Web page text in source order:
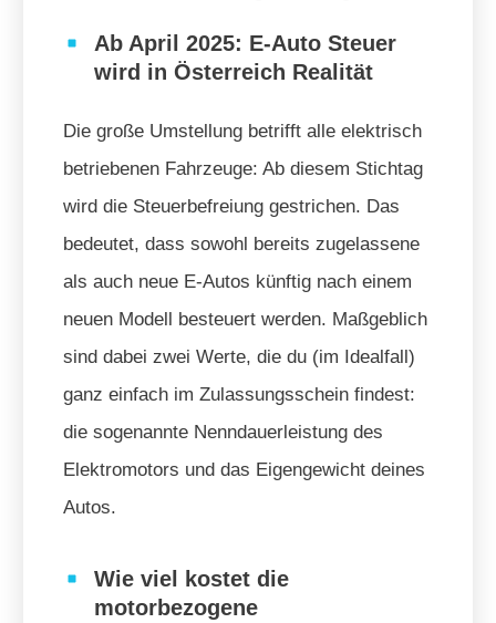
Ab April 2025: E-Auto Steuer
wird in Österreich Realität
Die große Umstellung betrifft alle elektrisch
betriebenen Fahrzeuge: Ab diesem Stichtag
wird die Steuerbefreiung gestrichen. Das
bedeutet, dass sowohl bereits zugelassene
als auch neue E-Autos künftig nach einem
neuen Modell besteuert werden. Maßgeblich
sind dabei zwei Werte, die du (im Idealfall)
ganz einfach im Zulassungsschein findest:
die sogenannte Nenndauerleistung des
Elektromotors und das Eigengewicht deines
Autos.
Wie viel kostet die
motorbezogene